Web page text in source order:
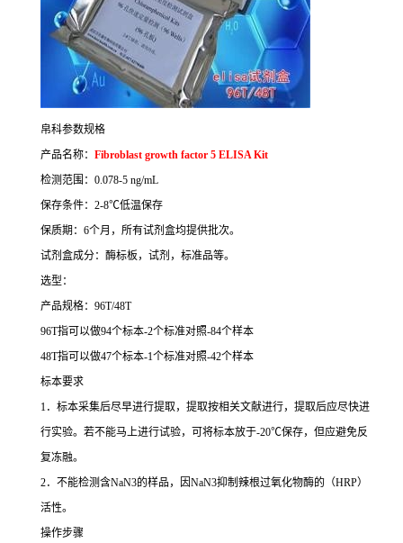
帛科参数规格
产品名称： Fibroblast growth factor 5 ELISA Kit
检测范围： 0.078-5 ng/mL
保存条件： 2-8℃低温保存
保质期： 6个月，所有试剂盒均提供批次。
试剂盒成分：酶标板，试剂，标准品等。
选型：
产品规格： 96T/48T
96T指可以做94个标本-2个标准对照-84个样本
48T指可以做47个标本-1个标准对照-42个样本
标本要求
1．标本采集后尽早进行提取，提取按相关文献进行，提取后应尽快进
行实验。若不能马上进行试验，可将标本放于-20℃保存，但应避免反
复冻融。
2．不能检测含NaN3的样品，因NaN3抑制辣根过氧化物酶的（HRP）
活性。
操作步骤